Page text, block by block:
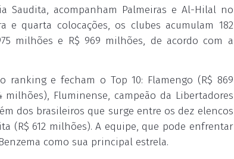
Saudita, acompanham Palmeiras e Al-Hilal no
e quarta colocações, os clubes acumulam 182
milhões e R$ 969 milhões, de acordo com a
ranking e fecham o Top 10: Flamengo (R$ 869
milhões), Fluminense, campeão da Libertadores
dos brasileiros que surge entre os dez elencos
(R$ 612 milhões). A equipe, que pode enfrentar
como sua principal estrela.